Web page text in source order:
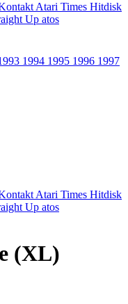
Atari Times Hitdisk
Up atos
1994 1995 1996 1997
Atari Times Hitdisk
Up atos
(XL)